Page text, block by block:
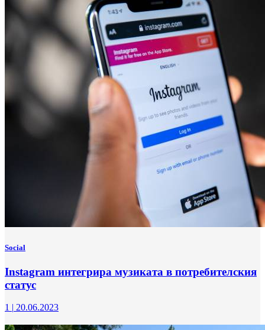
Social
Instagram интегрира музиката в потребителския
статус
1 | 20.06.2023